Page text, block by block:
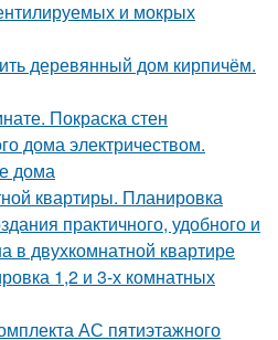
и мокрых
деревянный дом кирпичём.
Покраска стен
дома электричеством.
дома
квартиры. Планировка
практичного, удобного и
в двухкомнатной квартире
1,2 и 3-х комнатных
АС пятиэтажного